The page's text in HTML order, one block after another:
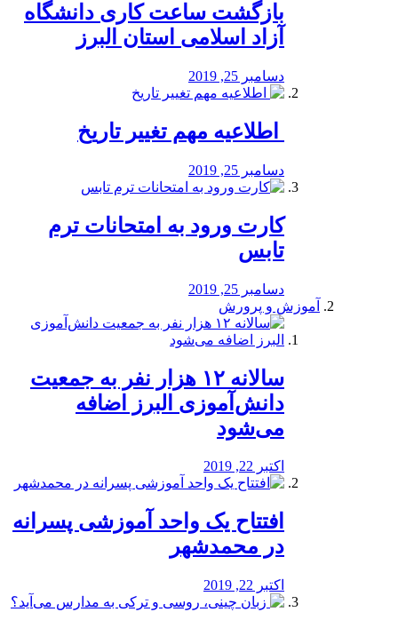
بازگشت ساعت کاری دانشگاه
آزاد اسلامی استان البرز
دسامبر 25, 2019
️ اطلاعیه مهم تغییر تاریخ
دسامبر 25, 2019
کارت ورود به امتحانات ترم
تابس
دسامبر 25, 2019
آموزش و پرورش
️سالانه ۱۲ هزار نفر به جمعیت
دانش‌آموزی البرز اضافه
می‌شود
اکتبر 22, 2019
افتتاح یک واحد آموزشی پسرانه
در محمدشهر
اکتبر 22, 2019